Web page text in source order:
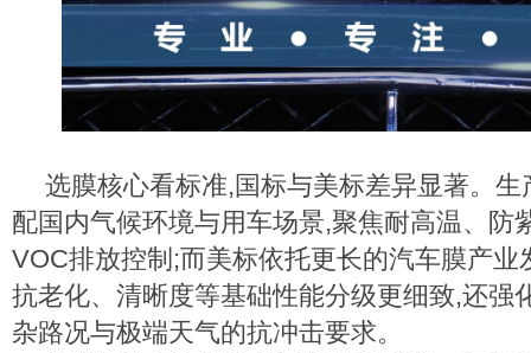
选膜核心看标准,国标与美标差异显著。
配国内气候环境与用车场景,聚焦耐高温、防
VOC排放控制;而美标依托更长的汽车膜产业
抗老化、清晰度等基础性能分级更细致,还强
杂路况与极端天气的抗冲击要求。